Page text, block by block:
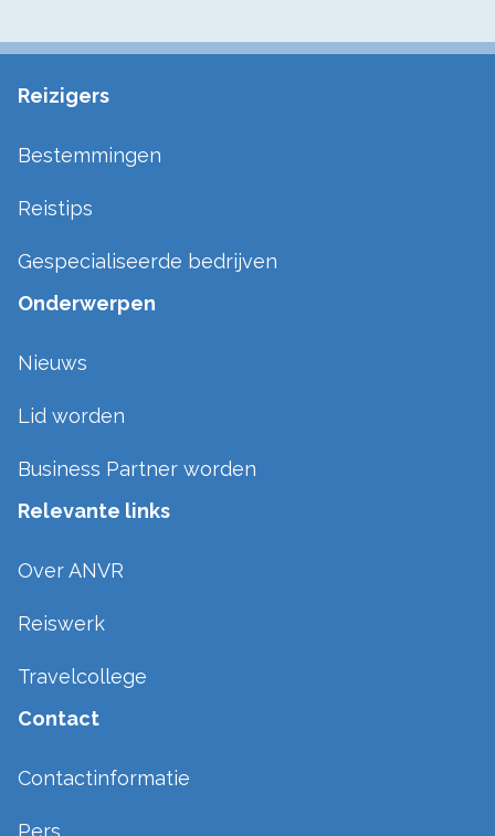
Reizigers
Bestemmingen
Reistips
Gespecialiseerde bedrijven
Onderwerpen
Nieuws
Lid worden
Business Partner worden
Relevante links
Over ANVR
Reiswerk
Travelcollege
Contact
Contactinformatie
Pers